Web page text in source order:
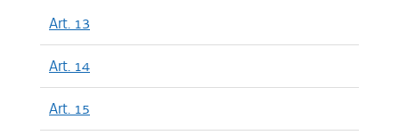
Art. 13
Art. 14
Art. 15